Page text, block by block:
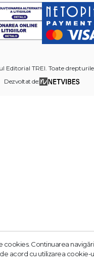
Editorial TREI. Toate drepturile
Dezvoltat de:
cookies. Continuarea
acord cu utilizarea cookie-